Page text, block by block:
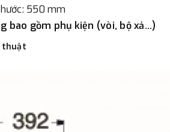
550 mm
bao gồm phụ kiện (vòi, bộ xả...)
thuật